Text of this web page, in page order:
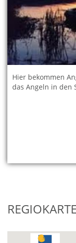
Hier bekommen
das Angeln in den